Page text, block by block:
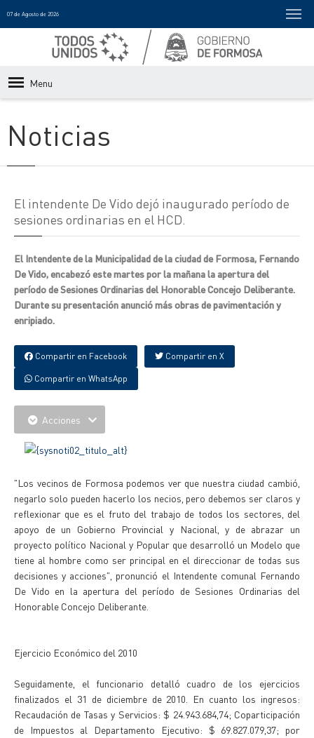
07 de Agosto de 2026
Menu
Noticias
El intendente De Vido dejó inaugurado período de
sesiones ordinarias en el HCD.
El Intendente de la Municipalidad de la ciudad de Formosa, Fernando
De Vido, encabezó este martes por la mañana la apertura del
período de Sesiones Ordinarias del Honorable Concejo Deliberante.
Durante su presentación anunció más obras de pavimentación y
enripiado.
Compartir en Facebook Compartir en X
Compartir en WhatsApp
Acciones
"Los vecinos de Formosa podemos ver que nuestra ciudad cambió,
negarlo solo pueden hacerlo los necios, pero debemos ser claros y
reflexionar que es el fruto del trabajo de todos los sectores, del
apoyo de un Gobierno Provincial y Nacional, y de abrazar un
proyecto político Nacional y Popular que desarrolló un Modelo que
tiene al hombre como ser principal en el direccionar de todas sus
decisiones y acciones", pronunció el Intendente comunal Fernando
De Vido en la apertura del período de Sesiones Ordinarias del
Honorable Concejo Deliberante.
Ejercicio Económico del 2010
Seguidamente, el funcionario detalló cuadro de los ejercicios
finalizados el 31 de diciembre de 2010. En cuanto los ingresos:
Recaudación de Tasas y Servicios: $ 24.943.684,74; Coparticipación
de Impuestos al Departamento Ejecutivo: $ 69.827.079,37; por